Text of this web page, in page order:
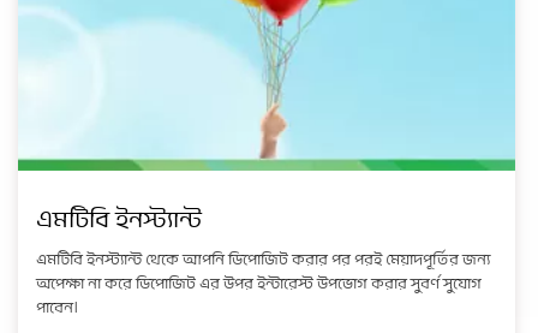
এমটিবি ইনস্ট্যান্ট
এমটিবি ইনস্ট্যান্ট থেকে আপনি ডিপোজিট করার পর পরই মেয়াদপূর্তির জন্য
অপেক্ষা না করে ডিপোজিট এর উপর ইন্টারেস্ট উপভোগ করার সুবর্ণ সুযোগ
পাবেন।